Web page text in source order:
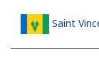
Saint